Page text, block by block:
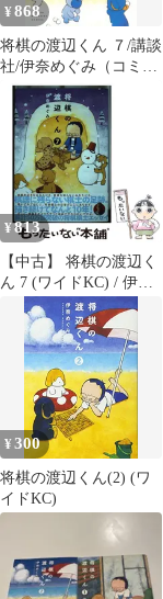
¥868
将棋の渡辺くん ７/講談
社/伊奈めぐみ（コミッ
ク）
¥813
【中古】 将棋の渡辺く
ん 7 (ワイドKC) / 伊奈
めぐみ / 講談社
¥300
将棋の渡辺くん(2) (ワ
イドKC)